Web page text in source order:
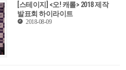
[스테이지] <오! 캐롤> 2018 제작
발표회 하이라이트
2018-08-09